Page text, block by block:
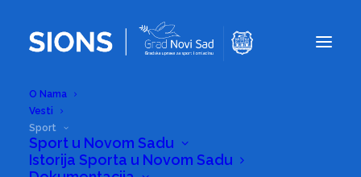
O Nama
Vesti
Sport
Sport u Novom Sadu
Istorija Sporta u Novom Sadu
Sport